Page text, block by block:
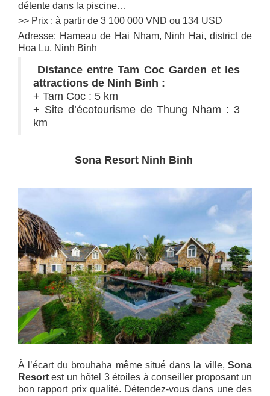
détente dans la piscine…
>> Prix : à partir de 3 100 000 VND ou 134 USD
Adresse: Hameau de Hai Nham, Ninh Hai, district de
Hoa Lu, Ninh Binh
Distance entre Tam Coc Garden et les
attractions de Ninh Binh :
+ Tam Coc : 5 km
+ Site d’écotourisme de Thung Nham : 3
km
Sona Resort Ninh Binh
À l’écart du brouhaha même situé dans la ville, Sona
Resortest un hôtel 3 étoiles à conseiller proposant un
bon rapport prix qualité. Détendez-vous dans une des